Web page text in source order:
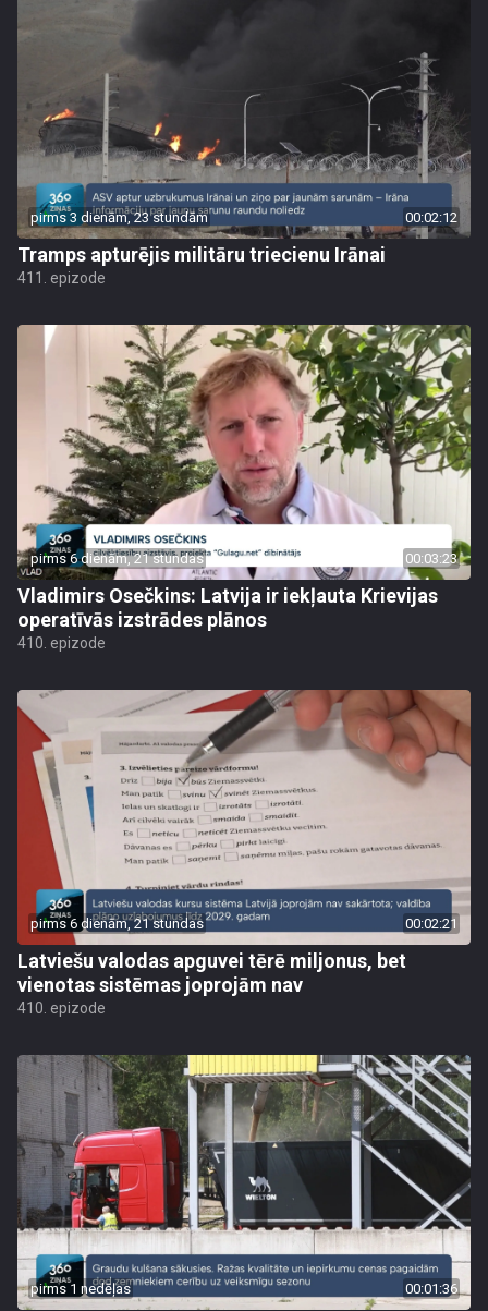
pirms 3 dienām, 23 stundām 00:02:12
Tramps apturējis militāru triecienu Irānai
411. epizode
pirms 6 dienām, 21 stundas 00:03:23
Vladimirs Osečkins: Latvija ir iekļauta Krievijas
operatīvās izstrādes plānos
410. epizode
pirms 6 dienām, 21 stundas 00:02:21
Latviešu valodas apguvei tērē miljonus, bet
vienotas sistēmas joprojām nav
410. epizode
pirms 1 nedēļas 00:01:36